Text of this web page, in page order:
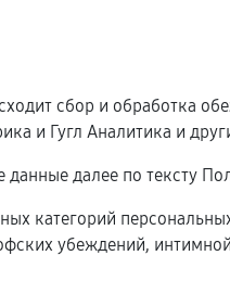
сбор и обработка
и Гугл Аналитика и
далее по тексту
категорий
убеждений,